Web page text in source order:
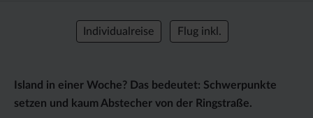
Individualreise Flug inkl.
Island in einer Woche? Das bedeutet: Schwerpunkte
setzen und kaum Abstecher von der Ringstraße.